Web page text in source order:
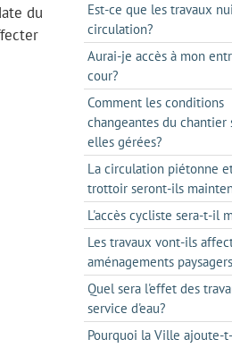
du
Est-ce que les travaux
circulation?
Aurai-je accès à mon
cour?
Comment les conditions
changeantes du chantier
elles gérées?
La circulation piétonne
trottoir seront-ils
L'accès cycliste sera-t-il
Les travaux vont-ils
aménagements
Quel sera l'effet des
service d'eau?
Pourquoi la Ville ajoute-